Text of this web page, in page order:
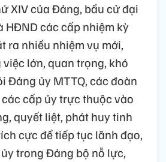
XIV của Đảng, bầu cử đại
HĐND các cấp nhiệm kỳ
ra nhiều nhiệm vụ mới,
lớn, quan trọng, khó
Đảng ủy MTTQ, các đoàn
cấp ủy trực thuộc vào
quyết liệt, phát huy tinh
cực để tiếp tục lãnh đạo,
trong Đảng bộ nỗ lực,